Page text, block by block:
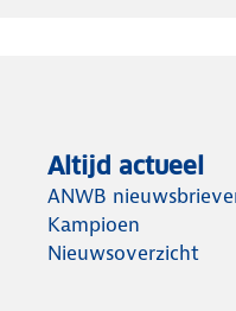
Altijd actueel
ANWB
Kampioen
Nieuwsoverzicht